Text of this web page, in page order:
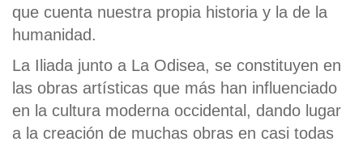
que cuenta nuestra propia historia y la de la
humanidad.
La Iliada junto a La Odisea, se constituyen en
las obras artísticas que más han influenciado
en la cultura moderna occidental, dando lugar
a la creación de muchas obras en casi todas